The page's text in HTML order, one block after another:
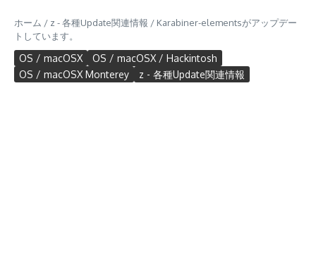
ホーム / z - 各種Update関連情報 / Karabiner-elementsがアップデー
トしています。
OS / macOSX
OS / macOSX / Hackintosh
OS / macOSX Monterey
z - 各種Update関連情報